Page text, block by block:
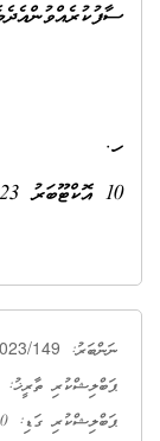
ހ.
10 އޮކްޓޫބަރު 2023 މ.
ނަންބަރު: 149
ޕަބްލިޝްކުރި ތާރީޚު: 10 އޮކްޓޫބަރު 2023
ޕަބްލިޝްކުރި ގަޑި: 13:30